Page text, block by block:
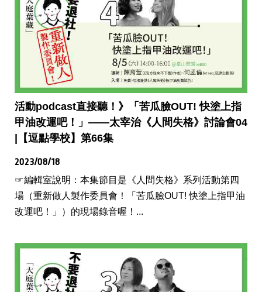
活動podcast直接聽！》「苦瓜臉OUT! 快塗上指
甲油改運吧！」——太宰治《人間失格》討論會04
|【逗點學校】第66集
2023/08/18
☞編輯室說明：本集節目是《人間失格》系列活動第四
場（重新做人製作委員會！「苦瓜臉OUT! 快塗上指甲油
改運吧！」）的現場錄音喔！...